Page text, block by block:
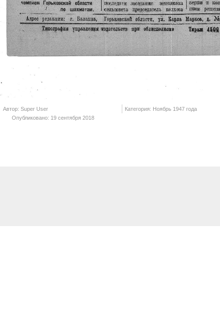
Автор: Super User
Категория: Ноябрь 1947 года
Опубликовано: 19 сентября 2018